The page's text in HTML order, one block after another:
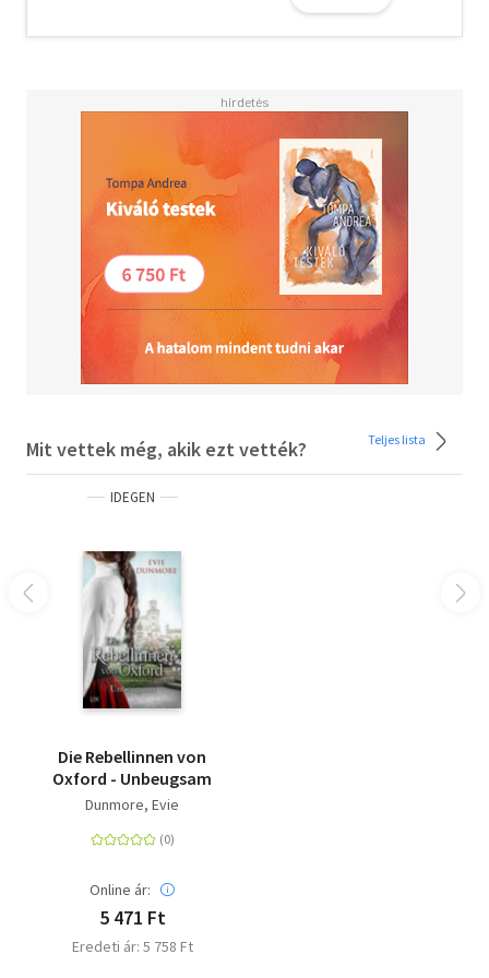
Mit vettek még, akik ezt vették? Teljes lista
IDEGEN
Die Rebellinnen von
Oxford - Unbeugsam
Dunmore, Evie
Online ár:
5 471 Ft
Eredeti ár: 5 758 Ft